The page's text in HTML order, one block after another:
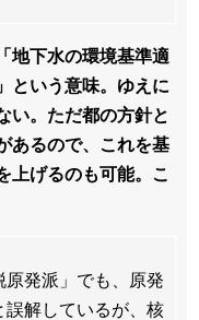
地下水の環境基準適
という意味。ゆえに
い。ただ都の方針と
あるので、これを基
上げるのも可能。こ
発派」でも、原発
誤解しているが、核